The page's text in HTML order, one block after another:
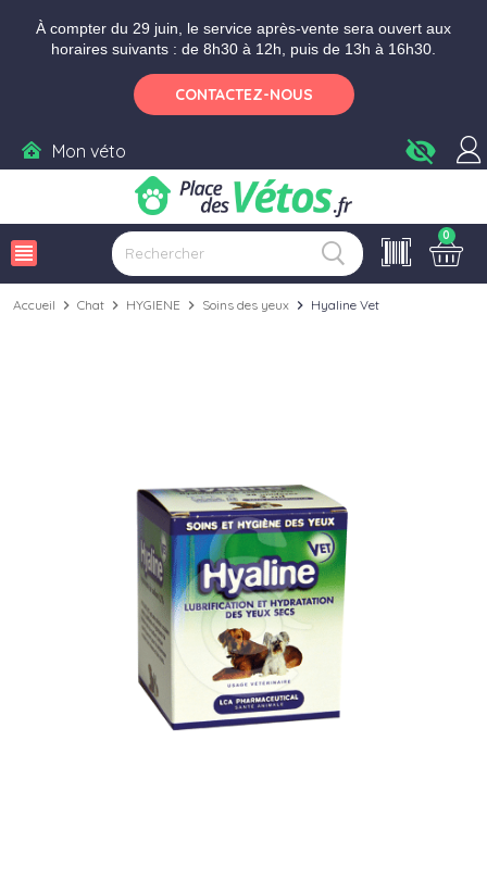
À compter du 29 juin, le service après-vente sera ouvert aux
horaires suivants : de 8h30 à 12h, puis de 13h à 16h30.
CONTACTEZ-NOUS
Mon véto visibility_off
view_headline
0
Accueil chevron_right Chat chevron_right HYGIENE chevron_right Soins des yeux chevron_right Hyaline Vet